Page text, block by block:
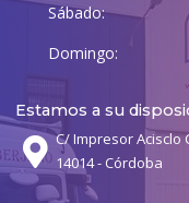
Sábado:
Domingo:
Estamos a su
C/ Impresor Acisclo
14014 - Córdoba